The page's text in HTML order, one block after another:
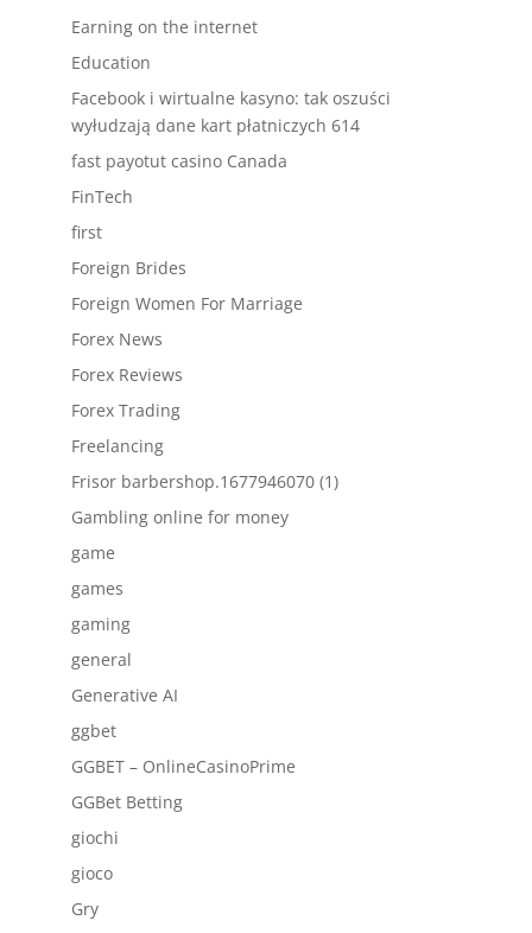
Earning on the internet
Education
Facebook i wirtualne kasyno: tak oszuści
wyłudzają dane kart płatniczych 614
fast payotut casino Canada
FinTech
first
Foreign Brides
Foreign Women For Marriage
Forex News
Forex Reviews
Forex Trading
Freelancing
Frisor barbershop.1677946070 (1)
Gambling online for money
game
games
gaming
general
Generative AI
ggbet
GGBET – OnlineCasinoPrime
GGBet Betting
giochi
gioco
Gry